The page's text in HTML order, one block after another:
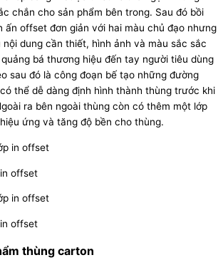
chắn cho sản phẩm bên trong. Sau đó bồi
ấn offset đơn giản với hai màu chủ đạo nhưng
dung cần thiết, hình ảnh và màu sắc sắc
bá thương hiệu đến tay người tiêu dùng
sau đó là công đoạn bế tạo những đường
thể dễ dàng định hình thành thùng trước khi
ra bên ngoài thùng còn có thêm một lớp
ứng và tăng độ bền cho thùng.
offset
offset
thùng carton